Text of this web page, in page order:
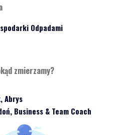
Odpadami
zmierzamy?
Abrys
Business & Team Coach